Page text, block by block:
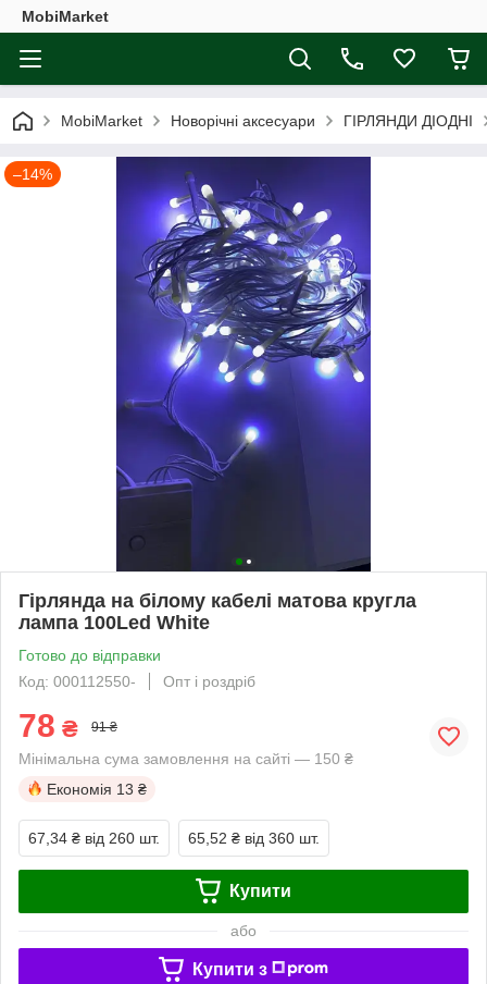
MobiMarket
MobiMarket Новорічні аксесуари ГІРЛЯНДИ ДІОДНІ
–14%
Гірлянда на білому кабелі матова кругла
лампа 100Led White
Готово до відправки
Код: 000112550-
Опт і роздріб
78 ₴ 91 ₴
Мінімальна сума замовлення на сайті — 150 ₴
Економія 13 ₴
67,34 ₴ від 260 шт. 65,52 ₴ від 360 шт.
Купити
або
Купити з